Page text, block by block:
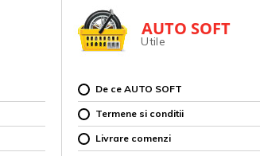
AUTO SOFT
Utile
De ce AUTO SOFT
Termene si conditii
Livrare comenzi